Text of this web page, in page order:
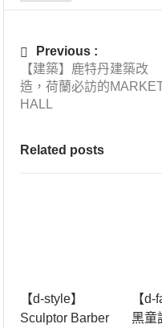
Previous :
【建築】鹿特丹建築改
造，荷蘭必訪的
HALL
Related posts
【d-style】
Sculptor Barber
【
黑童